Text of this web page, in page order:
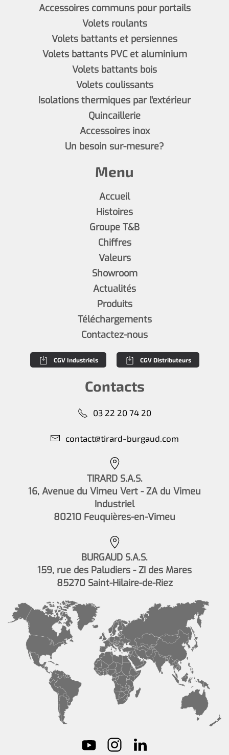
Accessoires communs pour portails
Volets roulants
Volets battants et persiennes
Volets battants PVC et aluminium
Volets battants bois
Volets coulissants
Isolations thermiques par l'extérieur
Quincaillerie
Accessoires inox
Un besoin sur-mesure?
Menu
Accueil
Histoires
Groupe T&B
Chiffres
Valeurs
Showroom
Actualités
Produits
Téléchargements
Contactez-nous
CGV Industriels CGV Distributeurs
Contacts
03 22 20 74 20
contact@tirard-burgaud.com
TIRARD S.A.S.
16, Avenue du Vimeu Vert - ZA du Vimeu
Industriel
80210 Feuquières-en-Vimeu
BURGAUD S.A.S.
159, rue des Paludiers - ZI des Mares
85270 Saint-Hilaire-de-Riez